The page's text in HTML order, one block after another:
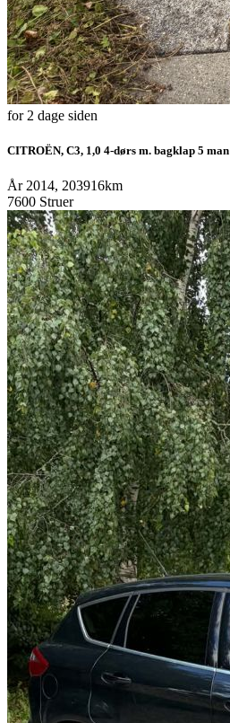
for 2 dage siden
CITROËN, C3, 1,0 4-dørs m. bagklap 5 man
År 2014, 203916km
7600 Struer